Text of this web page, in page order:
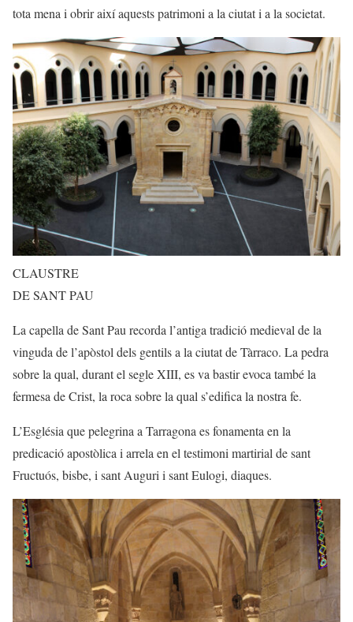
tota mena i obrir així aquests patrimoni a la ciutat i a la societat.
CLAUSTRE
DE SANT PAU
La capella de Sant Pau recorda l’antiga tradició medieval de la
vinguda de l’apòstol dels gentils a la ciutat de Tàrraco. La pedra
sobre la qual, durant el segle XIII, es va bastir evoca també la
fermesa de Crist, la roca sobre la qual s’edifica la nostra fe.
L’Església que pelegrina a Tarragona es fonamenta en la
predicació apostòlica i arrela en el testimoni martirial de sant
Fructuós, bisbe, i sant Auguri i sant Eulogi, diaques.